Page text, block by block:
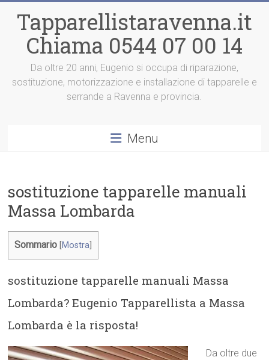
contenuto
Tapparellistaravenna.it
Chiama 0544 07 00 14
Da oltre 20 anni, Eugenio si occupa di riparazione,
sostituzione, motorizzazione e installazione di tapparelle e
serrande a Ravenna e provincia.
Menu
sostituzione tapparelle manuali
Massa Lombarda
Sommario Mostra
sostituzione tapparelle manuali Massa
Lombarda? Eugenio Tapparellista a Massa
Lombarda è la risposta!
Da oltre due